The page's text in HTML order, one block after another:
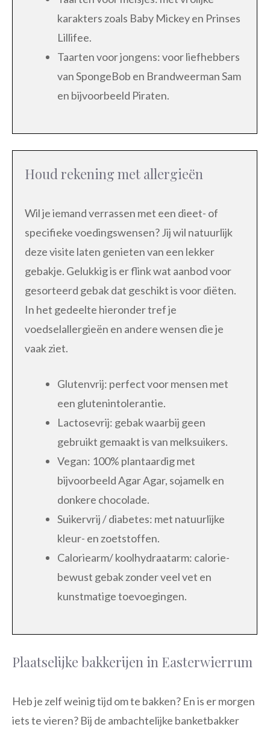
karakters zoals Baby Mickey en Prinses
Lillifee.
Taarten voor jongens: voor liefhebbers
van SpongeBob en Brandweerman Sam
en bijvoorbeeld Piraten.
Houd rekening met allergieën
Wil je iemand verrassen met een dieet- of
specifieke voedingswensen? Jij wil natuurlijk
deze visite laten genieten van een lekker
gebakje. Gelukkig is er flink wat aanbod voor
gesorteerd gebak dat geschikt is voor diëten.
In het gedeelte hieronder tref je
voedselallergieën en andere wensen die je
vaak ziet.
Glutenvrij: perfect voor mensen met
een glutenintolerantie.
Lactosevrij: gebak waarbij geen
gebruikt gemaakt is van melksuikers.
Vegan: 100% plantaardig met
bijvoorbeeld Agar Agar, sojamelk en
donkere chocolade.
Suikervrij / diabetes: met natuurlijke
kleur- en zoetstoffen.
Caloriearm/ koolhydraatarm: calorie-
bewust gebak zonder veel vet en
kunstmatige toevoegingen.
Plaatselijke bakkerijen in Easterwierrum
Heb je zelf weinig tijd om te bakken? En is er morgen
iets te vieren? Bij de ambachtelijke banketbakker